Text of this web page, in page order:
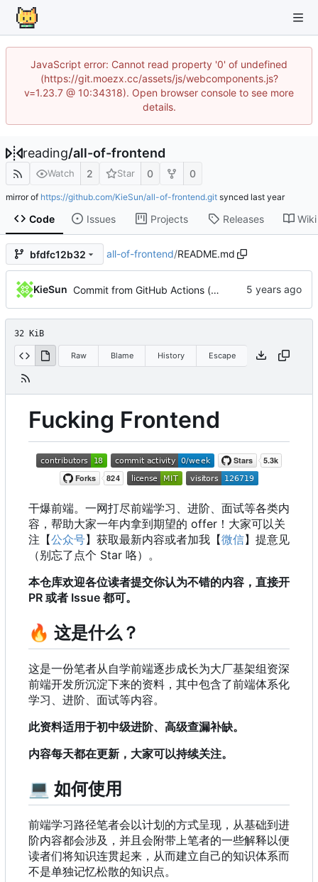
JavaScript error: Cannot read property '0' of undefined
(https://git.moezx.cc/assets/js/webcomponents.js?
v=1.23.7 @ 10:34318). Open browser console to see more
details.
reading/all-of-frontend
Watch 2 Star 0 0
mirror of https://github.com/KieSun/all-of-frontend.git synced
Code Issues Projects Releases Wiki
bfdfc12b32 all-of-frontend/README.md
KieSun Commit from GitHub Actions (markdown-autodocs)
32 KiB
Raw Blame History Escape
Fucking Frontend
干爆前端。一网打尽前端学习、进阶、面试等各类内
容，帮助大家一年内拿到期望的 offer ！ 大家可以关
注【公众号】获取最新内容或者加我【微信】提意见
（别忘了点个 Star 咯）。
本仓库欢迎各位读者提交你认为不错的内容，直接开
PR 或者 Issue 都可。
🔥 这是什么？
这是一份笔者从自学前端逐步成长为大厂基架组资深
前端开发所沉淀下来的资料，其中包含了前端体系化
学习、进阶、面试等内容。
此资料适用于初中级进阶、高级查漏补缺。
内容每天都在更新，大家可以持续关注。
💻 如何使用
前端学习路径笔者会以计划的方式呈现，从基础到进
阶内容都会涉及，并且会附带上笔者的一些解释以便
读者们将知识连贯起来，从而建立自己的知识体系而
不是单独记忆松散的知识点。